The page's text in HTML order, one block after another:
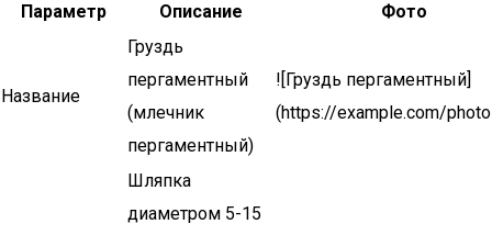
Параметр Описание Фото
Название
Груздь
пергаментный
(млечник
пергаментный)
![Груздь пергаментный]
(https://example.com/
Шляпка
диаметром 5-15